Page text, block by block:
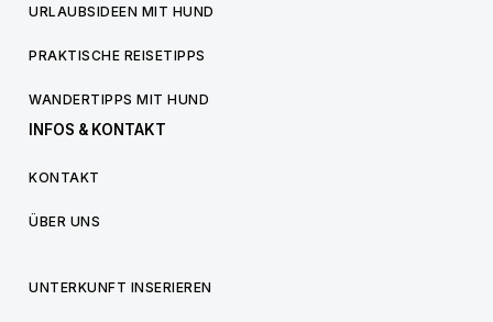
URLAUBSIDEEN MIT HUND
PRAKTISCHE REISETIPPS
WANDERTIPPS MIT HUND
INFOS & KONTAKT
KONTAKT
ÜBER UNS
UNTERKUNFT INSERIEREN